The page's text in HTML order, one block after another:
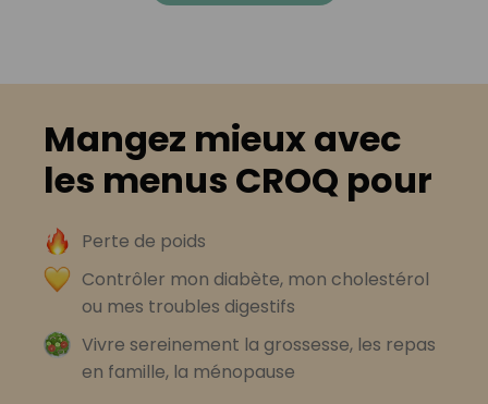
Mangez mieux avec
les menus CROQ pour
Perte de poids
Contrôler mon diabète, mon cholestérol
ou mes troubles digestifs
Vivre sereinement la grossesse, les repas
en famille, la ménopause